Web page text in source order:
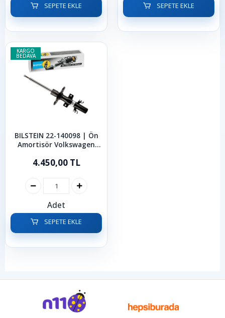
SEPETE EKLE SEPETE EKLE
KARGO
BEDAVA
BILSTEIN 22-140098 | Ön
Amortisör Volkswagen
2003-2015
4.450,00 TL
Adet
SEPETE EKLE